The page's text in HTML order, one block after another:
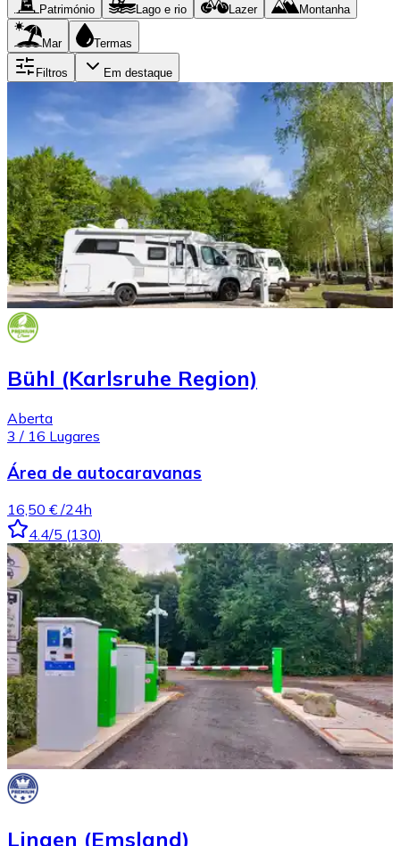
Património Lago e rio Lazer Montanha
Mar Termas
Filtros Em destaque
Bühl (Karlsruhe Region)
Aberta
3 / 16 Lugares
Área de autocaravanas
16,50 € /24h
4.4/5 (130)
Lingen (Emsland)